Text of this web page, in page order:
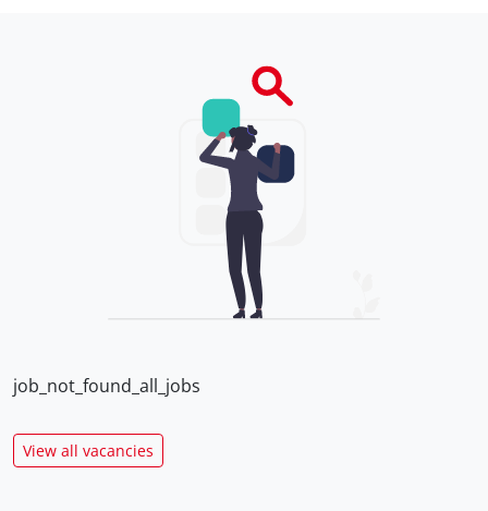
job_not_found_all_jobs
View all vacancies